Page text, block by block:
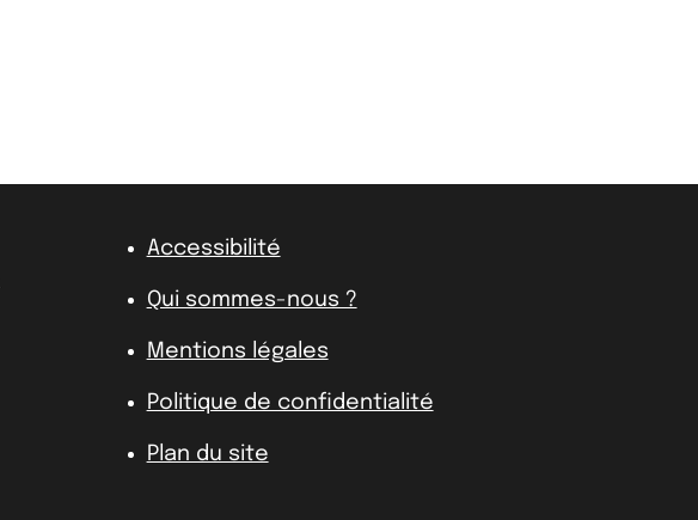
Accessibilité
Qui sommes-nous ?
Mentions légales
Politique de confidentialité
Plan du site